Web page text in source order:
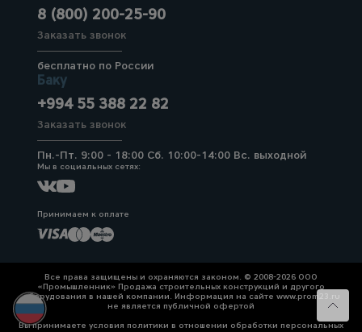
8 (800) 200-25-90
Заказать звонок
бесплатно по России
Баку
+994 55 388 22 82
Заказать звонок
Пн.-Пт. 9:00 - 18:00 Сб. 10:00-14:00 Вс. выходной
Мы в социальных сетях:
Принимаем к оплате
Все права защищены и охраняются законом. © 2008-2026 ООО
«Промышленник» Продажа строительных конструкций и другого
оборудования в нашей компании. Информация на сайте www.prom23.ru
не является публичной офертой
Вы принимаете условия политики в отношении обработки персональных